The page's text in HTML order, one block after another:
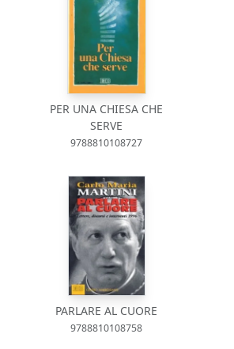
PER UNA CHIESA CHE
SERVE
9788810108727
PARLARE AL CUORE
9788810108758